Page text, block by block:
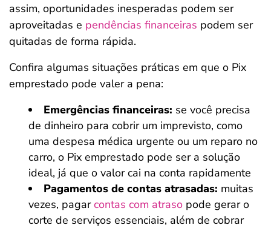
assim, oportunidades inesperadas podem ser
aproveitadas e pendências financeiras podem ser
quitadas de forma rápida.
Confira algumas situações práticas em que o Pix
emprestado pode valer a pena:
Emergências financeiras: se você precisa
de dinheiro para cobrir um imprevisto, como
uma despesa médica urgente ou um reparo no
carro, o Pix emprestado pode ser a solução
ideal, já que o valor cai na conta rapidamente
Pagamentos de contas atrasadas: muitas
vezes, pagarcontas com atraso pode gerar o
corte de serviços essenciais, além de cobrar